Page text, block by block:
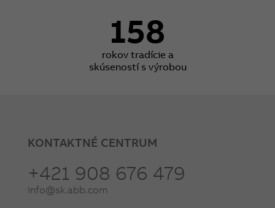
158
rokov tradície a
skúseností s výrobou
KONTAKTNÉ CENTRUM
+421 908 676 479
info@sk.abb.com